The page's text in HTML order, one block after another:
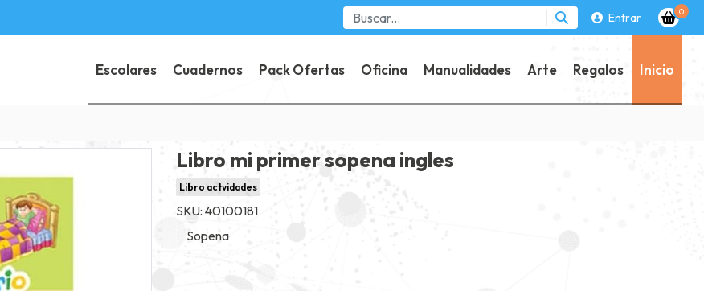
Entrar 0
Escolares Cuadernos Pack Ofertas Oficina Manualidades Arte Regalos Inicio
Libro mi primer sopena ingles
Libro actvidades
SKU: 40100181
Sopena